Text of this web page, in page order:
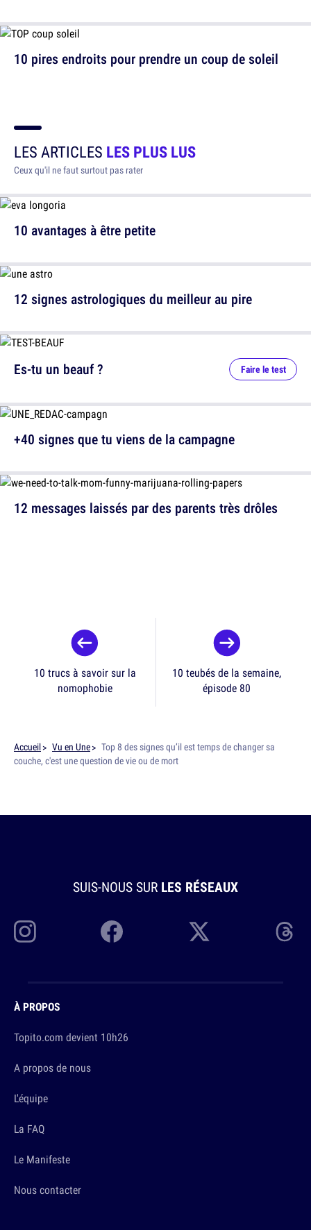
10 pires endroits pour prendre un coup de soleil
LES ARTICLES LES PLUS LUS
Ceux qu'il ne faut surtout pas rater
10 avantages à être petite
12 signes astrologiques du meilleur au pire
12 messages laissés par des parents très drôles
Es-tu un beauf ? Faire le test
+40 signes que tu viens de la campagne
10 trucs à savoir sur la
nomophobie
10 teubés de la semaine,
épisode 80
Accueil Vu en Une
Top 8 des signes qu’il est temps de changer sa
couche, c'est une question de vie ou de mort
SUIS-NOUS SUR LES RÉSEAUX
À PROPOS
Topito.com devient 10h26
A propos de nous
L'équipe
La FAQ
Le Manifeste
Nous contacter